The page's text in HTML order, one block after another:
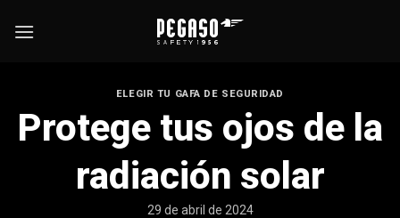
ELEGIR TU GAFA DE SEGURIDAD
Protege tus ojos de la
radiación solar
29 de abril de 2024